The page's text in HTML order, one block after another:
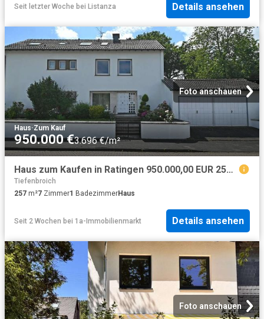
Seit letzter Woche bei Listanza Details ansehen
Foto anschauen
Haus·Zum Kauf
950.000 €3.696 €/m²
Haus zum Kaufen in Ratingen 950.000,00 EUR 257 m²
Tiefenbroich
257 m²7 Zimmer1 BadezimmerHaus
Seit 2 Wochen bei 1a-Immobilienmarkt Details ansehen
Foto anschauen